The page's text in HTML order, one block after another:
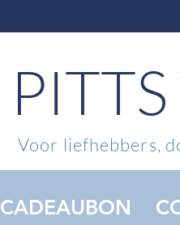
Voor liefhebbers,
CADEAUBON